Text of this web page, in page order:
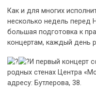
Как и для многих
несколько недель
большая подготовка к
концертам, каждый день
И первый концерт
родных стенах Центра
адресу: Бутлерова, 38.